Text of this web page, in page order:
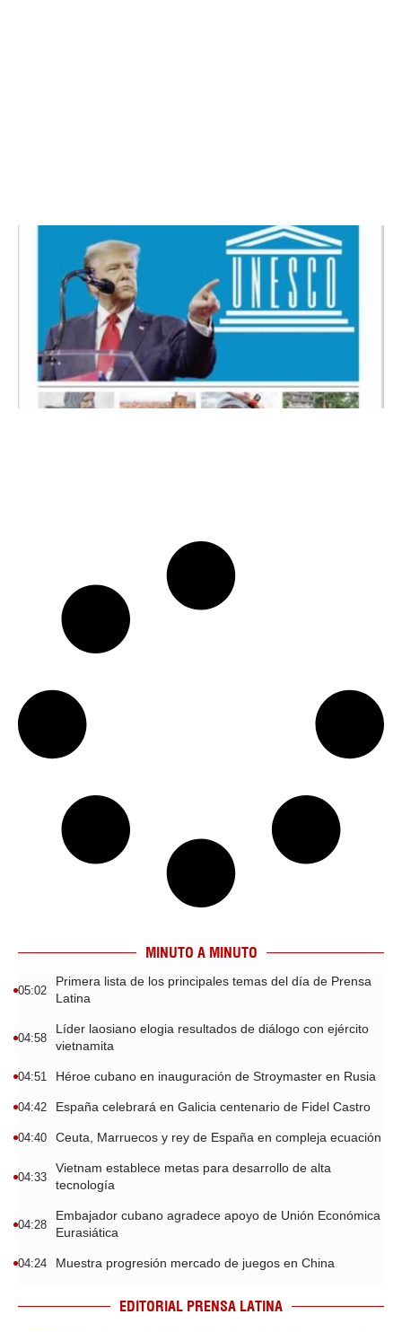
MINUTO A MINUTO
05:02
Primera lista de los principales temas del día de Prensa
Latina
04:58
Líder laosiano elogia resultados de diálogo con ejército
vietnamita
04:51 Héroe cubano en inauguración de Stroymaster en Rusia
04:42 España celebrará en Galicia centenario de Fidel Castro
04:40 Ceuta, Marruecos y rey de España en compleja ecuación
04:33
Vietnam establece metas para desarrollo de alta
tecnología
04:28
Embajador cubano agradece apoyo de Unión Económica
Eurasiática
04:24 Muestra progresión mercado de juegos en China
EDITORIAL PRENSA LATINA